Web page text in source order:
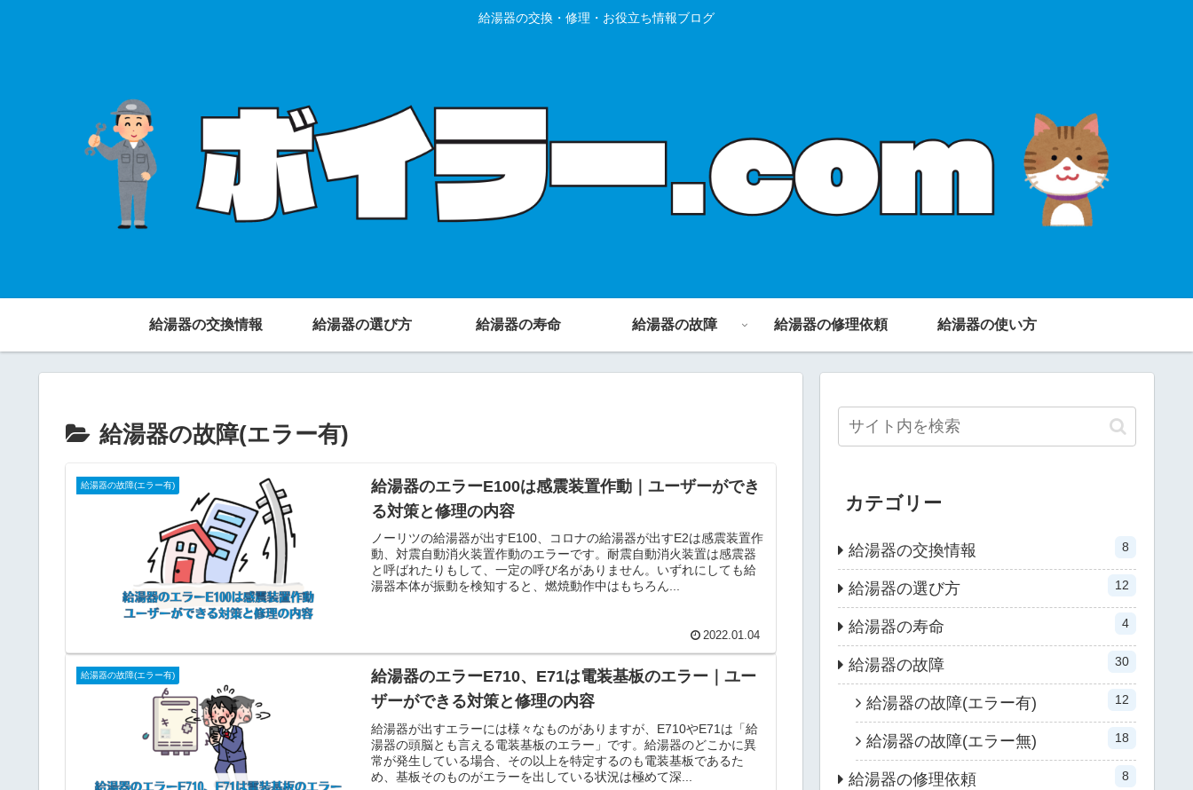
給湯器の交換・修理・お役立ち情報ブログ
給湯器の交換情報 給湯器の選び方 給湯器の寿命 給湯器の故障 給湯器の修理依頼 給湯器の使い方
給湯器の故障(エラー有)
給湯器の故障(エラー有)
給湯器のエラーE100は感震装置作動｜ユーザーができ
る対策と修理の内容
ノーリツの給湯器が出すE100、コロナの給湯器が出すE2は感震装置作
動、対震自動消火装置作動のエラーです。耐震自動消火装置は感震器
と呼ばれたりもして、一定の呼び名がありません。いずれにしても給
湯器本体が振動を検知すると、燃焼動作中はもちろん...
2022.01.04
給湯器の故障(エラー有)
給湯器のエラーE710、E71は電装基板のエラー｜ユー
ザーができる対策と修理の内容
給湯器が出すエラーには様々なものがありますが、E710やE71は「給
湯器の頭脳とも言える電装基板のエラー」です。給湯器のどこかに異
常が発生している場合、その以上を特定するのも電装基板であるた
め、基板そのものがエラーを出している状況は極めて深...
カテゴリー
給湯器の交換情報 8
給湯器の選び方 12
給湯器の寿命 4
給湯器の故障 30
給湯器の故障(エラー有) 12
給湯器の故障(エラー無) 18
給湯器の修理依頼 8